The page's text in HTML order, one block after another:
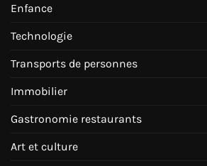
Enfance
Technologie
Transports de personnes
Immobilier
Gastronomie restaurants
Art et culture